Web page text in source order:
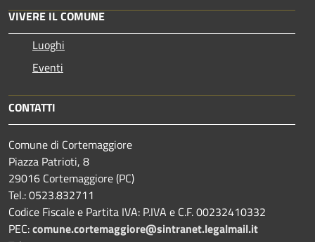
VIVERE IL COMUNE
Luoghi
Eventi
CONTATTI
Comune di Cortemaggiore
Piazza Patrioti, 8
29016 Cortemaggiore (PC)
Tel.: 0523.832711
Codice Fiscale e Partita IVA: P.IVA e C.F. 00232410332
PEC:comune.cortemaggiore@sintranet.legalmail.it